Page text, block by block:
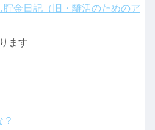
金日記（旧・離活のためのア
ます